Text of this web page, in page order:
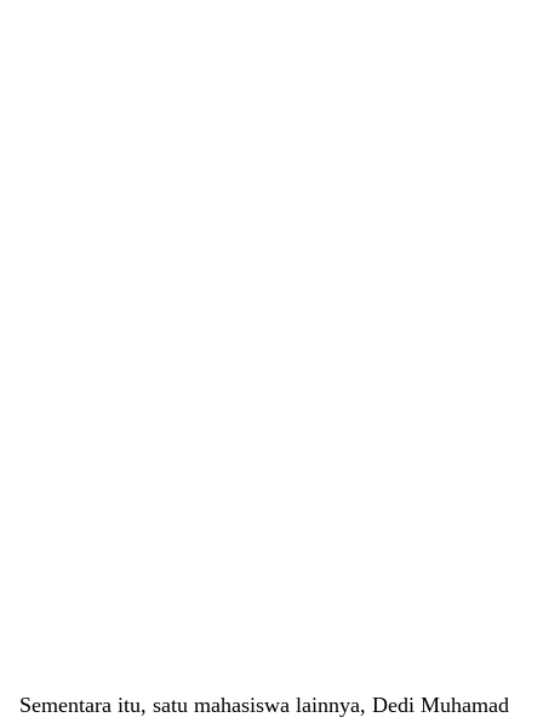
Sementara itu, satu mahasiswa lainnya, Dedi Muhamad